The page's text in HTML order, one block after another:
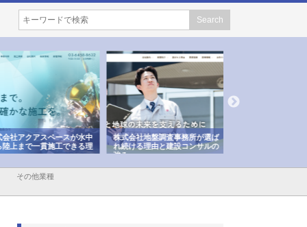
社アクアスペースが水中
陸上まで一貫施工できる理
株式会社地盤調査事務所が選ば
れ続ける理由と建設コンサルの
強み
その他業種